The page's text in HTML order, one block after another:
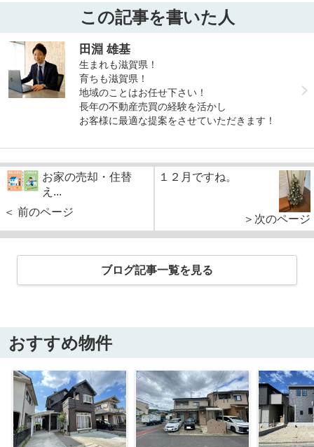
この記事を書いた人
田淵 雄基
生まれも滋賀県！
育ちも滋賀県！
地域のことはお任せ下さい！
長年の不動産売買の経験を活かし
お客様に最適な提案をさせていただきます！
お家の売却・住替
え...
＜ 前のページ
１２月ですね。
＞次のページ
ブログ記事一覧を見る
おすすめ物件